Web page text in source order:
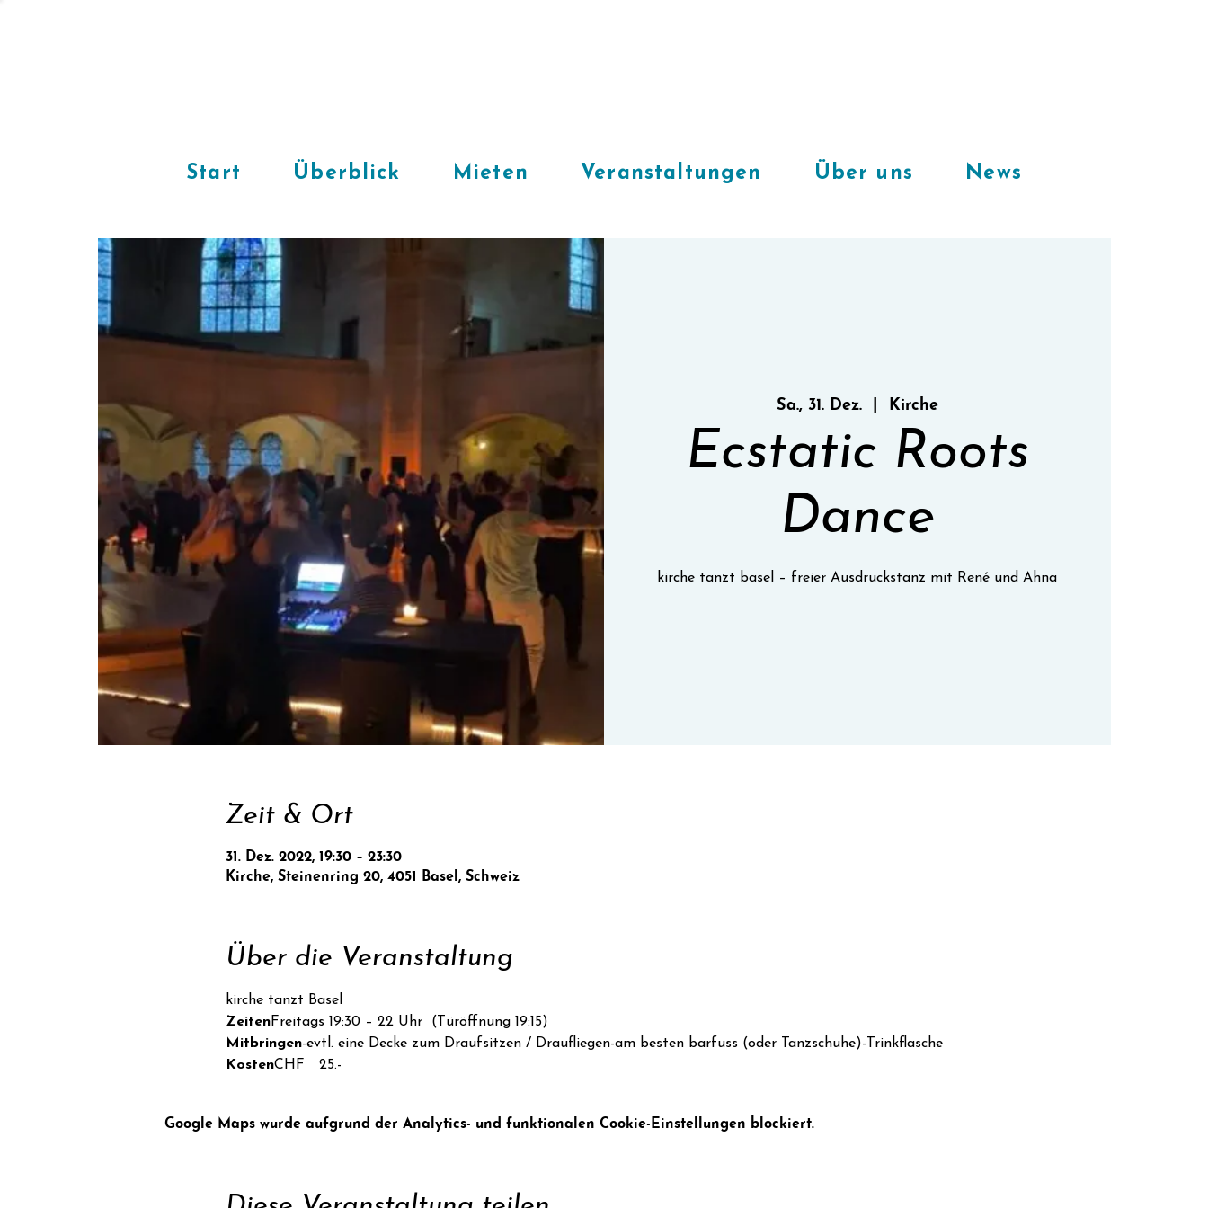
Start Überblick Mieten Veranstaltungen Über uns News
Sa., 31. Dez.
  |
Kirche
Ecstatic Roots
Dance
kirche tanzt basel – freier Ausdruckstanz mit René und Ahna
Zeit & Ort
31. Dez. 2022, 19:30 – 23:30
Kirche, Steinenring 20, 4051 Basel, Schweiz
Über die Veranstaltung
kirche tanzt Basel
ZeitenFreitags 19:30 – 22 Uhr  (Türöffnung 19:15)
Mitbringen-evtl. eine Decke zum Draufsitzen / Draufliegen-am besten barfuss (oder Tanzschuhe)-Trinkflasche
KostenCHF  25.-
Google Maps wurde aufgrund der Analytics- und funktionalen Cookie-Einstellungen blockiert.